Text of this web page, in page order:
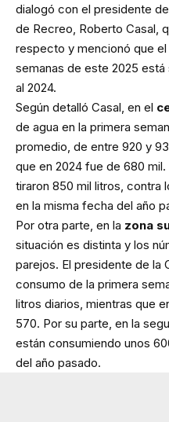
dialogó con el presidente
de Recreo, Roberto Casal,
respecto y mencionó que
semanas de este 2025
al 2024.
Según detalló Casal, en el
de agua en la primera
promedio, de entre 920 y
que en 2024 fue de 680
tiraron 850 mil litros, contra
en la misma fecha del año
Por otra parte, en la zona
situación es distinta y los
parejos. El presidente de la
consumo de la primera
litros diarios, mientras que
570. Por su parte, en la
están consumiendo unos
del año pasado.